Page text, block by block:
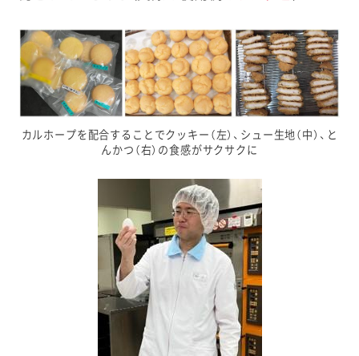
カルホープを配合することでクッキー（左）、シュー生地（中）、と
んかつ（右）の食感がサクサクに